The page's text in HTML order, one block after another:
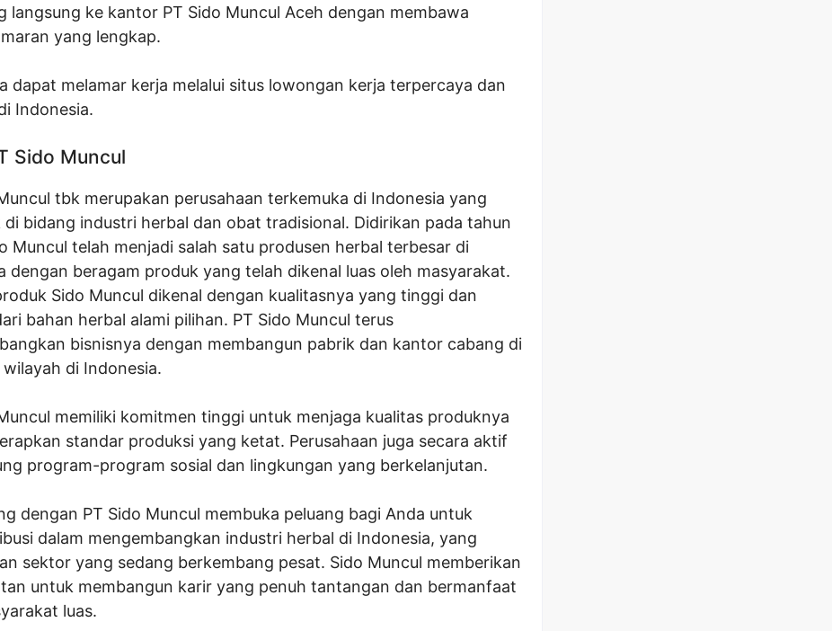
langsung ke kantor PT Sido Muncul Aceh dengan membawa
yang lengkap.
dapat melamar kerja melalui situs lowongan kerja terpercaya dan
Indonesia.
Sido Muncul
tbk merupakan perusahaan terkemuka di Indonesia yang
di bidang industri herbal dan obat tradisional. Didirikan pada tahun
Muncul telah menjadi salah satu produsen herbal terbesar di
dengan beragam produk yang telah dikenal luas oleh masyarakat.
Sido Muncul dikenal dengan kualitasnya yang tinggi dan
bahan herbal alami pilihan. PT Sido Muncul terus
bisnisnya dengan membangun pabrik dan kantor cabang di
di Indonesia.
memiliki komitmen tinggi untuk menjaga kualitas produknya
standar produksi yang ketat. Perusahaan juga secara aktif
program-program sosial dan lingkungan yang berkelanjutan.
dengan PT Sido Muncul membuka peluang bagi Anda untuk
dalam mengembangkan industri herbal di Indonesia, yang
sektor yang sedang berkembang pesat. Sido Muncul memberikan
untuk membangun karir yang penuh tantangan dan bermanfaat
luas.